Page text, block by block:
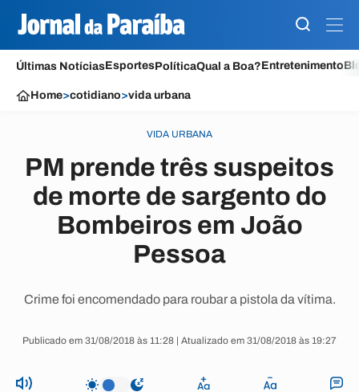
Últimas NotíciasEsportesPolíticaQual a Boa?Entretenimento
Home>cotidiano>vida urbana
VIDA URBANA
PM prende três suspeitos
de morte de sargento do
Bombeiros em João
Pessoa
Crime foi encomendado para roubar a pistola da vítima.
Publicado em 31/08/2018 às 11:28 | Atualizado em 31/08/2018 às 19:27